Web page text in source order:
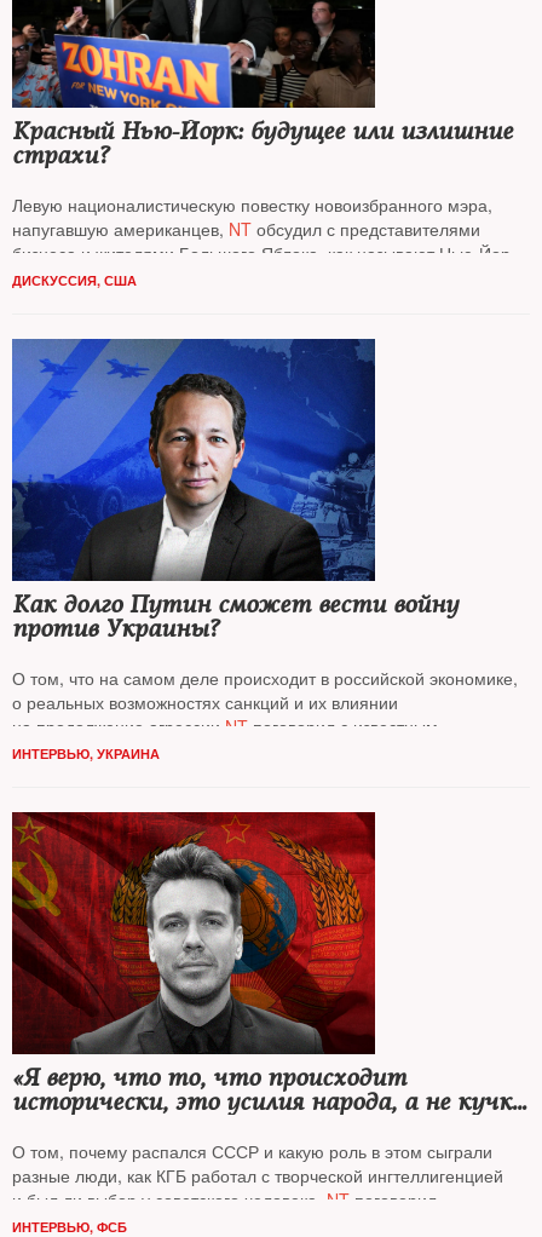
Красный Нью-­Йорк: будущее или излишние
страхи?
Левую националистическую повестку новоизбранного мэра,
напугавшую американцев, NT обсудил с представителями
бизнеса и жителями Большого Яблока, как называют Нью-­Йорк,
Алексеем Фридляндом
ДИСКУССИЯ, США
Как долго Путин сможет вести войну
против Украины?
О том, что на самом деле происходит в российской экономике,
о реальных возможностях санкций и их влиянии
на продолжение агрессии NT поговорил с известным
экономистом, профессором Гарвардского университета (США)
ИНТЕРВЬЮ, УКРАИНА
«Я верю, что то, что происходит
исторически, это усилия народа, а не кучки
О том, почему распался СССР и какую роль в этом сыграли
разные люди, как КГБ работал с творческой ингтеллигенцией
и был ли выбор у советского человека, NT поговорил
с писателем, журналистом
ИНТЕРВЬЮ, ФСБ